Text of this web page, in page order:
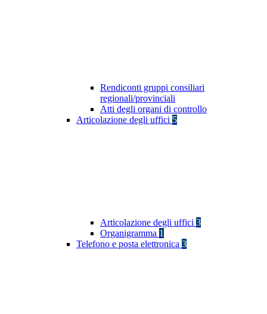
Rendiconti gruppi consiliari
regionali/provinciali
Atti degli organi di controllo
Articolazione degli uffici 5
Articolazione degli uffici 3
Organigramma 1
Telefono e posta elettronica 3